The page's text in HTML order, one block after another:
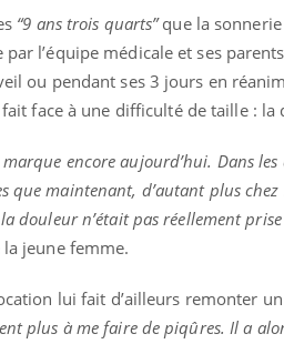
“9 ans trois quarts”que la sonnerie
par l’équipe médicale et ses
ou pendant ses 3 jours en
fait face à une difficulté de taille : la
marque encore aujourd’hui. Dans
que maintenant, d’autant plus
la douleur n’était pas réellement
jeune femme.
lui fait d’ailleurs remonter
plus à me faire de piqûres. Il a
des Mains :
Youtube
poser des
d'un proche c'est
Youtube
Carence
prévenir
même
carence en
...